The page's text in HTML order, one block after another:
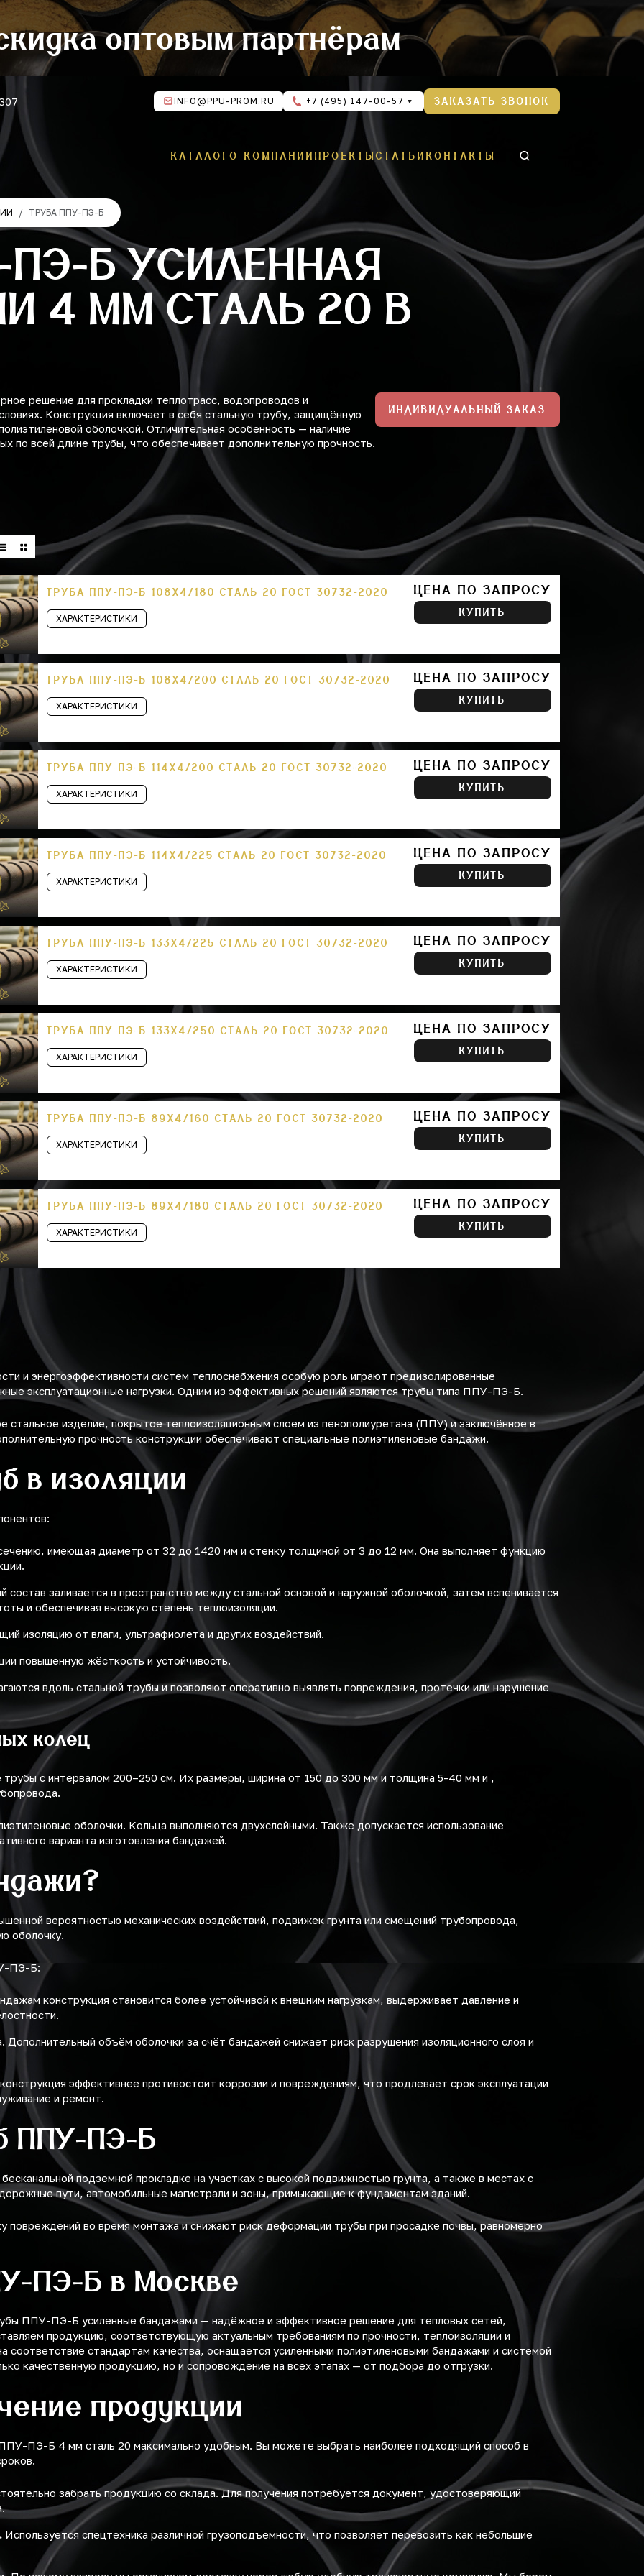
оптовым партнёрам
INFO@PPU-PROM.RU +7 (495) 147-00-57 ЗАКАЗАТЬ ЗВОНОК
КАТАЛОГО КОМПАНИИ ПРОЕКТЫСТАТЬИ КОНТАКТЫ
ТРУБА ППУ-ПЭ-Б
Б УСИЛЕННАЯ
4 ММ СТАЛЬ 20 В
решение для прокладки теплотрасс, водопроводов и
Конструкция включает в себя стальную трубу, защищённую
оболочкой. Отличительная особенность — наличие
по всей длине трубы, что обеспечивает дополнительную прочность.
ИНДИВИДУАЛЬНЫЙ ЗАКАЗ
ТРУБА ППУ-ПЭ-Б 108Х4/180 СТАЛЬ 20 ГОСТ 30732-2020
ХАРАКТЕРИСТИКИ
ЦЕНА ПО ЗАПРОСУ
КУПИТЬ
ТРУБА ППУ-ПЭ-Б 108Х4/200 СТАЛЬ 20 ГОСТ 30732-2020
ХАРАКТЕРИСТИКИ
ЦЕНА ПО ЗАПРОСУ
КУПИТЬ
ТРУБА ППУ-ПЭ-Б 114Х4/200 СТАЛЬ 20 ГОСТ 30732-2020
ХАРАКТЕРИСТИКИ
ЦЕНА ПО ЗАПРОСУ
КУПИТЬ
ТРУБА ППУ-ПЭ-Б 114Х4/225 СТАЛЬ 20 ГОСТ 30732-2020
ХАРАКТЕРИСТИКИ
ЦЕНА ПО ЗАПРОСУ
КУПИТЬ
ТРУБА ППУ-ПЭ-Б 133Х4/225 СТАЛЬ 20 ГОСТ 30732-2020
ХАРАКТЕРИСТИКИ
ЦЕНА ПО ЗАПРОСУ
КУПИТЬ
ТРУБА ППУ-ПЭ-Б 133Х4/250 СТАЛЬ 20 ГОСТ 30732-2020
ХАРАКТЕРИСТИКИ
ЦЕНА ПО ЗАПРОСУ
КУПИТЬ
ТРУБА ППУ-ПЭ-Б 89Х4/160 СТАЛЬ 20 ГОСТ 30732-2020
ХАРАКТЕРИСТИКИ
ЦЕНА ПО ЗАПРОСУ
КУПИТЬ
ТРУБА ППУ-ПЭ-Б 89Х4/180 СТАЛЬ 20 ГОСТ 30732-2020
ХАРАКТЕРИСТИКИ
ЦЕНА ПО ЗАПРОСУ
КУПИТЬ
и энергоэффективности систем теплоснабжения особую роль играют предизолированные
эксплуатационные нагрузки. Одним из эффективных решений являются трубы типа ППУ-ПЭ-Б.
изделие, покрытое теплоизоляционным слоем из пенополиуретана (ППУ) и заключённое в
прочность конструкции обеспечивают специальные полиэтиленовые бандажи.
в изоляции
имеющая диаметр от 32 до 1420 мм и стенку толщиной от 3 до 12 мм. Она выполняет функцию
заливается в пространство между стальной основой и наружной оболочкой, затем вспенивается
и обеспечивая высокую степень теплоизоляции.
изоляцию от влаги, ультрафиолета и других воздействий.
повышенную жёсткость и устойчивость.
вдоль стальной трубы и позволяют оперативно выявлять повреждения, протечки или нарушение
колец
с интервалом 200–250 см. Их размеры, ширина от 150 до 300 мм и толщина 5-40 мм и ,
оболочки. Кольца выполняются двухслойными. Также допускается использование
варианта изготовления бандажей.
вероятностью механических воздействий, подвижек грунта или смещений трубопровода,
оболочку.
ПЭ-Б:
конструкция становится более устойчивой к внешним нагрузкам, выдерживает давление и
Дополнительный объём оболочки за счёт бандажей снижает риск разрушения изоляционного слоя и
эффективнее противостоит коррозии и повреждениям, что продлевает срок эксплуатации
и ремонт.
ППУ-ПЭ-Б
подземной прокладке на участках с высокой подвижностью грунта, а также в местах с
пути, автомобильные магистрали и зоны, примыкающие к фундаментам зданий.
повреждений во время монтажа и снижают риск деформации трубы при просадке почвы, равномерно
ПЭ-Б в Москве
ППУ-ПЭ-Б усиленные бандажами — надёжное и эффективное решение для тепловых сетей,
продукцию, соответствующую актуальным требованиям по прочности, теплоизоляции и
соответствие стандартам качества, оснащается усиленными полиэтиленовыми бандажами и системой
качественную продукцию, но и сопровождение на всех этапах — от подбора до отгрузки.
продукции
ПЭ-Б 4 мм сталь 20 максимально удобным. Вы можете выбрать наиболее подходящий способ в
забрать продукцию со склада. Для получения потребуется документ, удостоверяющий
Используется спецтехника различной грузоподъемности, что позволяет перевозить как небольшие